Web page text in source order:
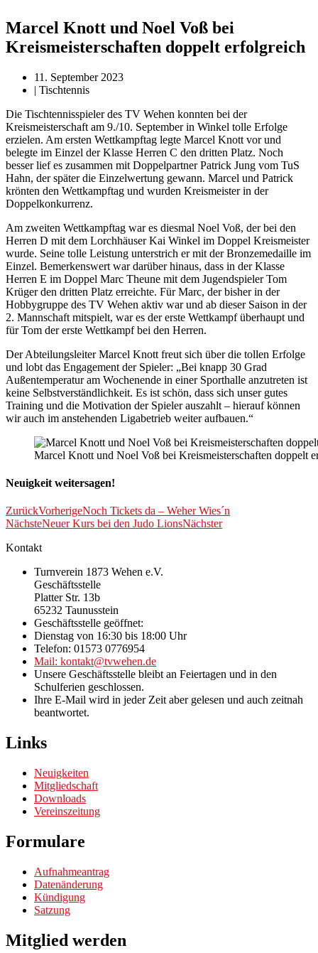
Marcel Knott und Noel Voß bei
Kreismeisterschaften doppelt erfolgreich
11. September 2023
| Tischtennis
Die Tischtennisspieler des TV Wehen konnten bei der
Kreismeisterschaft am 9./10. September in Winkel tolle Erfolge
erzielen. Am ersten Wettkampftag legte Marcel Knott vor und
belegte im Einzel der Klasse Herren C den dritten Platz. Noch
besser lief es zusammen mit Doppelpartner Patrick Jung vom TuS
Hahn, der später die Einzelwertung gewann. Marcel und Patrick
krönten den Wettkampftag und wurden Kreismeister in der
Doppelkonkurrenz.
Am zweiten Wettkampftag war es diesmal Noel Voß, der bei den
Herren D mit dem Lorchhäuser Kai Winkel im Doppel Kreismeister
wurde. Seine tolle Leistung unterstrich er mit der Bronzemedaille im
Einzel. Bemerkenswert war darüber hinaus, dass in der Klasse
Herren E im Doppel Marc Theune mit dem Jugendspieler Tom
Krüger den dritten Platz erreichte. Für Marc, der bisher in der
Hobbygruppe des TV Wehen aktiv war und ab dieser Saison in der
2. Mannschaft mitspielt, war es der erste Wettkampf überhaupt und
für Tom der erste Wettkampf bei den Herren.
Der Abteilungsleiter Marcel Knott freut sich über die tollen Erfolge
und lobt das Engagement der Spieler: „Bei knapp 30 Grad
Außentemperatur am Wochenende in einer Sporthalle anzutreten ist
keine Selbstverständlichkeit. Es ist schön, dass sich unser gutes
Training und die Motivation der Spieler auszahlt – hierauf können
wir auch im anstehenden Ligabetrieb weiter aufbauen.“
Marcel Knott und Noel Voß bei Kreismeisterschaften doppelt
Neuigkeit weitersagen!
ZurückVorherigeNoch Tickets da – Weher Wies´n
NächsteNeuer Kurs bei den Judo LionsNächster
Kontakt
Turnverein 1873 Wehen e.V.
Geschäftsstelle
Platter Str. 13b
65232 Taunusstein
Geschäftsstelle geöffnet:
Dienstag von 16:30 bis 18:00 Uhr
Telefon: 01573 0776954
Mail: kontakt@tvwehen.de
Unsere Geschäftsstelle bleibt an Feiertagen und in den
Schulferien geschlossen.
Ihre E-Mail wird in jeder Zeit aber gelesen und auch zeitnah
beantwortet.
Links
Neuigkeiten
Mitgliedschaft
Downloads
Vereinszeitung
Formulare
Aufnahmeantrag
Datenänderung
Kündigung
Satzung
Mitglied werden